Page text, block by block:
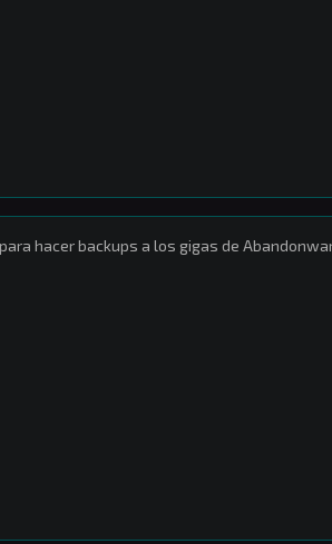
hacer backups a los gigas de